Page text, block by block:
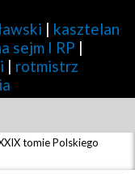
| kasztelan
sejm I RP |
| rotmistrz
tomie Polskiego